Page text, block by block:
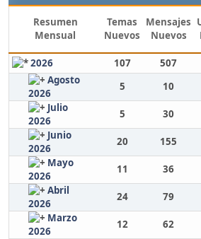
Resumen
Mensual
Temas
Nuevos
Mensajes
Nuevos
2026
107 507
Agosto
2026
5 10
Julio
2026
5 30
Junio
2026
20 155
Mayo
2026
11 36
Abril
2026
24 79
Marzo
2026
12 62